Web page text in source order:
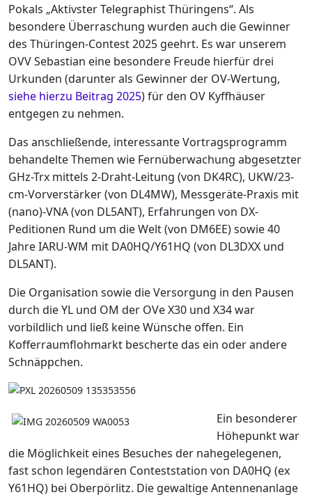
Pokals „Aktivster Telegraphist Thüringens“. Als
besondere Überraschung wurden auch die Gewinner
des Thüringen-Contest 2025 geehrt. Es war unserem
OVV Sebastian eine besondere Freude hierfür drei
Urkunden (darunter als Gewinner der OV-Wertung,
siehe hierzu Beitrag 2025) für den OV Kyffhäuser
entgegen zu nehmen.
Das anschließende, interessante Vortragsprogramm
behandelte Themen wie Fernüberwachung abgesetzter
GHz-Trx mittels 2-Draht-Leitung (von DK4RC), UKW/23-
cm-Vorverstärker (von DL4MW), Messgeräte-Praxis mit
(nano)-VNA (von DL5ANT), Erfahrungen von DX-
Peditionen Rund um die Welt (von DM6EE) sowie 40
Jahre IARU-WM mit DA0HQ/Y61HQ (von DL3DXX und
DL5ANT).
Die Organisation sowie die Versorgung in den Pausen
durch die YL und OM der OVe X30 und X34 war
vorbildlich und ließ keine Wünsche offen. Ein
Kofferraumflohmarkt bescherte das ein oder andere
Schnäppchen.
Ein besonderer
Höhepunkt war
die Möglichkeit eines Besuches der nahegelegenen,
fast schon legendären Conteststation von DA0HQ (ex
Y61HQ) bei Oberpörlitz. Die gewaltige Antennenanlage